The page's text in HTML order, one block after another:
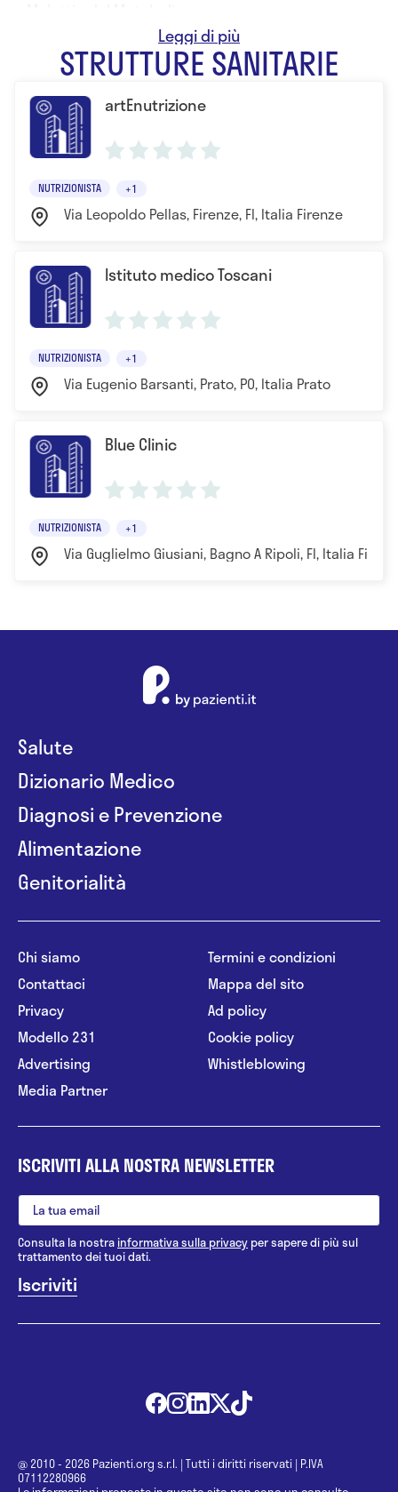
- Master in Disturbi del Comportamento Alimentare
STRUTTURE SANITARIE
artEnutrizione
NUTRIZIONISTA +1
Via Leopoldo Pellas, Firenze, FI, Italia Firenze
Istituto medico Toscani
NUTRIZIONISTA +1
Via Eugenio Barsanti, Prato, PO, Italia Prato
Blue Clinic
NUTRIZIONISTA +1
Via Guglielmo Giusiani, Bagno A Ripoli, FI, Italia
Salute
Dizionario Medico
Diagnosi e Prevenzione
Alimentazione
Genitorialità
Chi siamo
Contattaci
Privacy
Modello 231
Advertising
Media Partner
Termini e condizioni
Mappa del sito
Ad policy
Cookie policy
Whistleblowing
ISCRIVITI ALLA NOSTRA NEWSLETTER
Consulta la nostrainformativa sulla privacy per sapere di più sul
trattamento dei tuoi dati.
@ 2010 - 2026 Pazienti.org s.r.l. | Tutti i diritti riservati | P.IVA
07112280966